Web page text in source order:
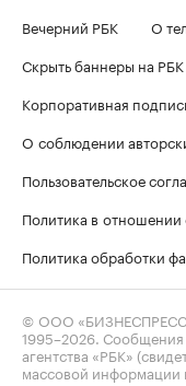
Вечерний РБК
О
Скрыть баннеры на РБК
Корпоративная
О соблюдении
Пользовательское
Политика в
Политика обработки
© ООО
1995–2026 .
агентства «РБК»
массовой информации